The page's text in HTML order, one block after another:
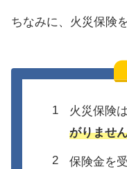
ちなみに、火災保険
火災保険
がりませ
保険金を